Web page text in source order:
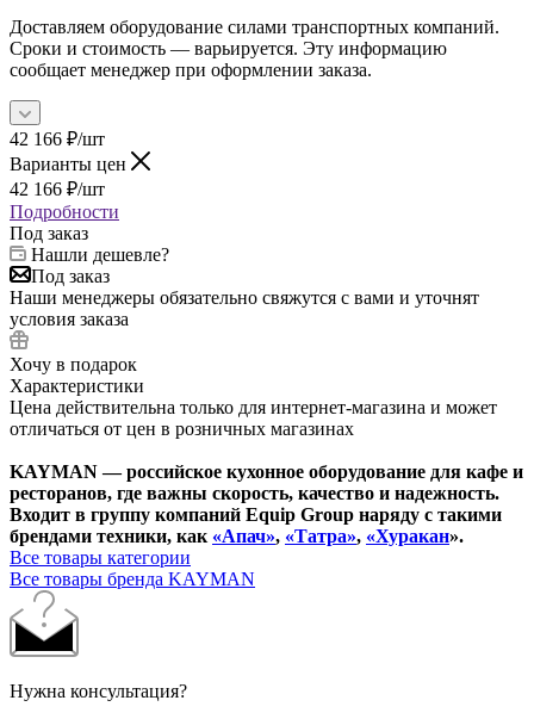
Доставляем оборудование силами транспортных компаний.
Сроки и стоимость — варьируется. Эту информацию
сообщает менеджер при оформлении заказа.
42 166 ₽/шт
Варианты цен
42 166 ₽/шт
Подробности
Под заказ
Нашли дешевле?
Под заказ
Наши менеджеры обязательно свяжутся с вами и уточнят
условия заказа
Хочу в подарок
Характеристики
Цена действительна только для интернет-магазина и может
отличаться от цен в розничных магазинах
KAYMAN — российское кухонное оборудование для кафе и
ресторанов, где важны скорость, качество и надежность.
Входит в группу компаний Equip Group наряду с такими
брендами техники, как «Апач», «Татра», «Хуракан».
Все товары категории
Все товары бренда KAYMAN
Нужна консультация?